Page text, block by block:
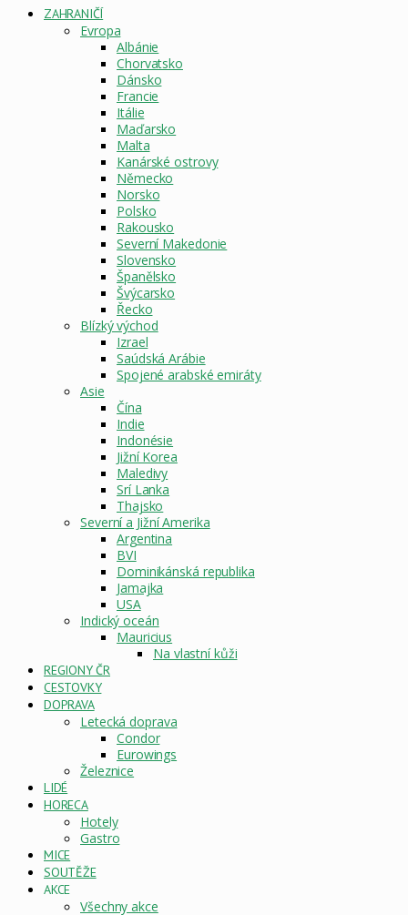
STRÁNKA
ZAHRANIČÍ
Evropa
Albánie
Chorvatsko
Dánsko
Francie
Itálie
Maďarsko
Malta
Kanárské ostrovy
Německo
Norsko
Polsko
Rakousko
Severní Makedonie
Slovensko
Španělsko
Švýcarsko
Řecko
Blízký východ
Izrael
Saúdská Arábie
Spojené arabské emiráty
Asie
Čína
Indie
Indonésie
Jižní Korea
Maledivy
Srí Lanka
Thajsko
Severní a Jižní Amerika
Argentina
BVI
Dominikánská republika
Jamajka
USA
Indický oceán
Mauricius
Na vlastní kůži
REGIONY ČR
CESTOVKY
DOPRAVA
Letecká doprava
Condor
Eurowings
Železnice
LIDÉ
HORECA
Hotely
Gastro
MICE
SOUTĚŽE
AKCE
Všechny akce